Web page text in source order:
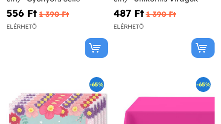
556 Ft‎ 1 390 Ft‎
ELÉRHETŐ
487 Ft‎ 1 390 Ft‎
ELÉRHETŐ
-65% -65%